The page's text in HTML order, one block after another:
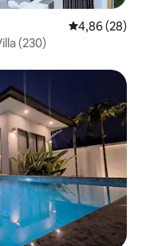
Gemiddelde
4,86 (28)
(230)